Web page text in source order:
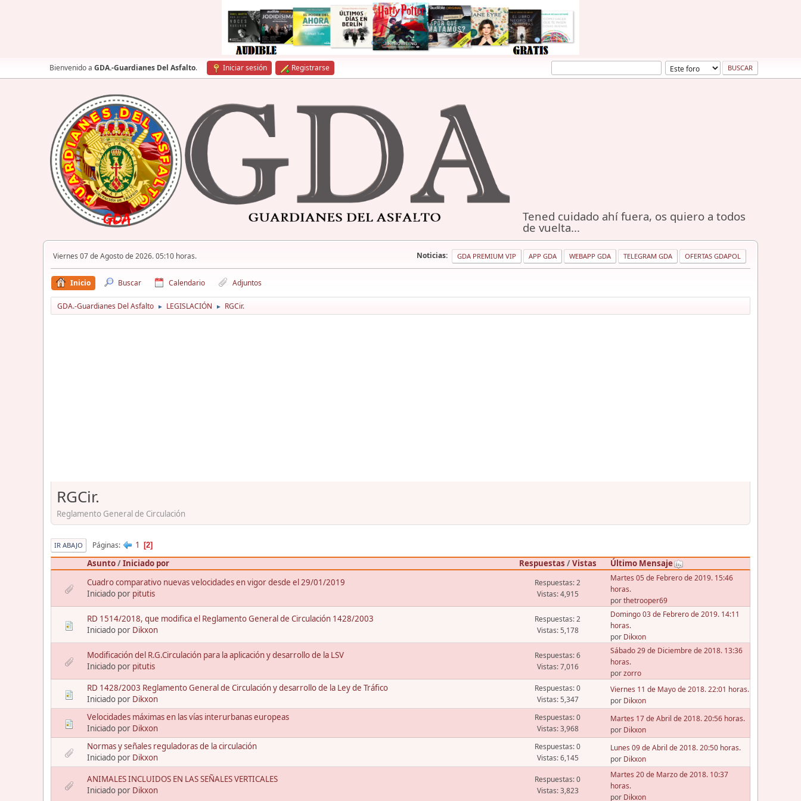
Bienvenido a GDA.-Guardianes Del Asfalto. Iniciar sesión Registrarse
Tened cuidado ahí fuera, os quiero a todos
de vuelta...
Viernes 07 de Agosto de 2026. 05:10 horas. Noticias: GDA PREMIUM VIP APP GDA WEBAPP GDA TELEGRAM GDA OFERTAS GDAPOL
Inicio Buscar Calendario Adjuntos
GDA.-Guardianes Del Asfalto ► LEGISLACIÓN ► RGCir.
RGCir.
Reglamento General de Circulación
IR ABAJO Páginas 1 2
Asunto/Iniciado por Respuestas /Vistas
Último Mensaje
Cuadro comparativo nuevas velocidades en vigor desde el 29/01/2019
Iniciado por pitutis
Respuestas: 2
Vistas: 4,915
Martes 05 de Febrero de 2019. 15:46
horas.
porthetrooper69
RD 1514/2018, que modifica el Reglamento General de Circulación 1428/2003
Iniciado por Dikxon
Respuestas: 2
Vistas: 5,178
Domingo 03 de Febrero de 2019. 14:11
horas.
por Dikxon
Modificación del R.G.Circulación para la aplicación y desarrollo de la LSV
Iniciado por pitutis
Respuestas: 6
Vistas: 7,016
Sábado 29 de Diciembre de 2018. 13:36
horas.
porzorro
RD 1428/2003 Reglamento General de Circulación y desarrollo de la Ley de Tráfico
Iniciado por Dikxon
Respuestas: 0
Vistas: 5,347
Viernes 11 de Mayo de 2018. 22:01 horas.
por Dikxon
Velocidades máximas en las vías interurbanas europeas
Iniciado por Dikxon
Respuestas: 0
Vistas: 3,968
Martes 17 de Abril de 2018. 20:56 horas.
por Dikxon
Normas y señales reguladoras de la circulación
Iniciado por Dikxon
Respuestas: 0
Vistas: 6,145
Lunes 09 de Abril de 2018. 20:50 horas.
por Dikxon
ANIMALES INCLUIDOS EN LAS SEÑALES VERTICALES
Iniciado por Dikxon
Respuestas: 0
Vistas: 3,823
Martes 20 de Marzo de 2018. 10:37
horas.
por Dikxon